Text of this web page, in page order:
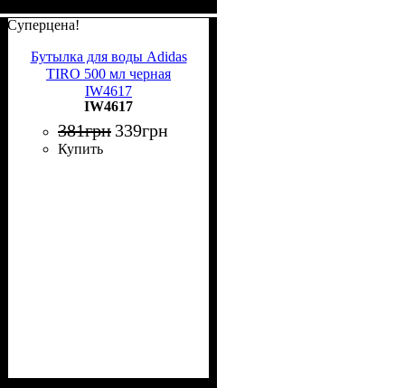
Суперцена!
Бутылка для воды Adidas
TIRO 500 мл черная
IW4617
IW4617
381грн 339грн
Купить